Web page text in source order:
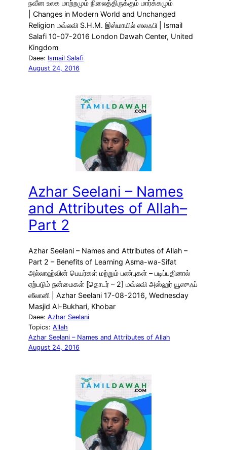
நவீன உலக மாற்றமும் நிலைத்திருக்கும் மார்க்கமும்
| Changes in Modern World and Unchanged
Religion மவ்லவி S.H.M. இஸ்மாயில் ஸலஃபி | Ismail
Salafi 10-07-2016 London Dawah Center, United
Kingdom
Daee: Ismail Salafi
August 24, 2016
Azhar Seelani – Names
and Attributes of Allah–
Part 2
Azhar Seelani – Names and Attributes of Allah –
Part 2 – Benefits of Learning Asma-wa-Sifat
அல்லாஹ்வின் பெயர்கள் மற்றும் பண்புகள் – படிப்பதினால்
ஏற்படும் நன்மைகள் [தொடர் – 2] மவ்லவி அஸ்ஹர் யூஸுஃப்
ஸீலானி | Azhar Seelani 17-08-2016, Wednesday
Masjid Al-Bukhari, Khobar
Daee: Azhar Seelani
Topics: Allah
Azhar Seelani – Names and Attributes of Allah
August 24, 2016